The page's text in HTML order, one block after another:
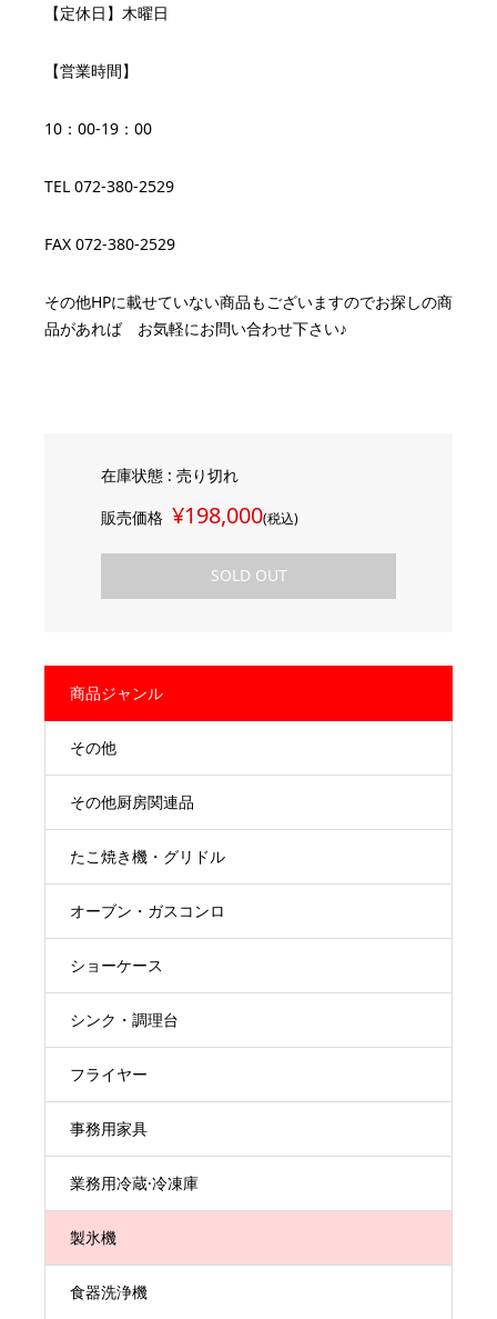
【定休日】木曜日
【営業時間】
10：00-19：00
TEL 072-380-2529
FAX 072-380-2529
その他HPに載せていない商品もございますのでお探しの商
品があれば お気軽にお問い合わせ下さい♪
在庫状態 : 売り切れ
販売価格 ¥198,000(税込)
SOLD OUT
商品ジャンル
その他
その他厨房関連品
たこ焼き機・グリドル
オーブン・ガスコンロ
ショーケース
シンク・調理台
フライヤー
事務用家具
業務用冷蔵·冷凍庫
製氷機
食器洗浄機